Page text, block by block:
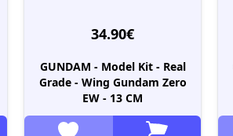
34.90€
GUNDAM - Model Kit - Real
Grade - Wing Gundam Zero
EW - 13 CM